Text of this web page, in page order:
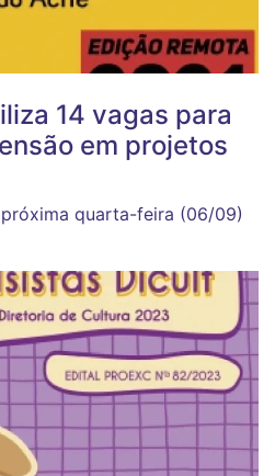
14 vagas para
em projetos
quarta-feira (06/09)